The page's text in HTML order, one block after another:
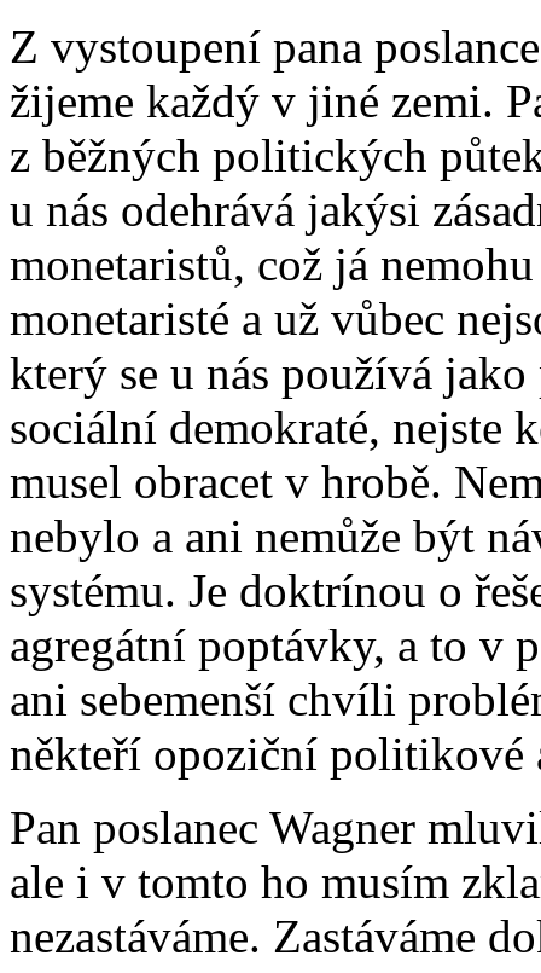
Z vystoupení pana
žijeme každý v jiné zemi.
z běžných politických
u nás odehrává jakýsi
monetaristů, což já
monetaristé a už vůbec
který se u nás používá
sociální demokraté, nejste
musel obracet v hrobě.
nebylo a ani nemůže být
systému. Je doktrínou o
agregátní poptávky, a to v
ani sebemenší chvíli
někteří opoziční politikové
Pan poslanec Wagner
ale i v tomto ho musím
nezastáváme. Zastáváme